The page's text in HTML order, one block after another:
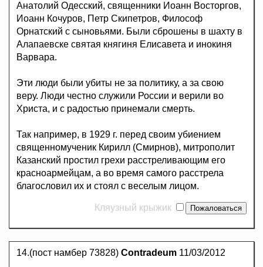
Анатолий Одесский, священники Иоанн Восторгов,
Иоанн Кочуров, Петр Скипетров, Философ
Орнатский с сыновьями. Были сброшены в шахту в
Алапаевске святая княгиня Елисавета и инокиня
Варвара.
Эти люди были убиты не за политику, а за свою
веру. Люди честно служили России и верили во
Христа, и с радостью принемали смерть.
Так например, в 1929 г. перед своим убиением
священномученик Кирилл (Смирнов), митрополит
Казанский простил грехи расстреливающим его
красноармейцам, а во время самого расстрела
благословил их и стоял с веселым лицом.
Кляузный крыжик
14.(пост намбер 73828) Contradeum 11/03/2012